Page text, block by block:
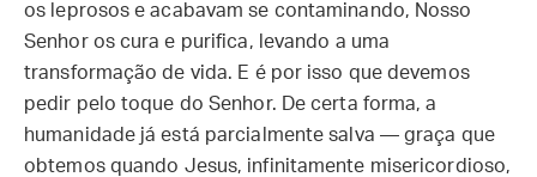
os leprosos e acabavam se contaminando, Nosso
Senhor os cura e purifica, levando a uma
transformação de vida. E é por isso que devemos
pedir pelo toque do Senhor. De certa forma, a
humanidade já está parcialmente salva — graça que
obtemos quando Jesus, infinitamente misericordioso,